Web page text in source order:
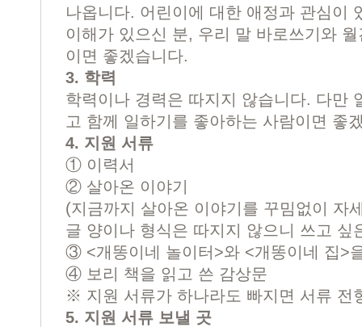
나옵니다. 어린이에 대한 애정과 관심이
이해가 있으신 분, 우리 말 바로쓰기와
이면 좋겠습니다.
3. 학력
학력이나 경력은 따지지 않습니다. 다만
고 함께 일하기를 좋아하는 사람이면 좋
4. 지원 서류
① 이력서
② 살아온 이야기
(지금까지 살아온 이야기를 꾸밈없이 자
글 양이나 형식은 따지지 않으니 쓰고 싶
③ <개똥이네 놀이터>와 <개똥이네 집>
④ 보리 책을 읽고 쓴 감상문
※ 지원 서류가 하나라도 빠지면 서류 전
5. 지원 서류 보낼 곳